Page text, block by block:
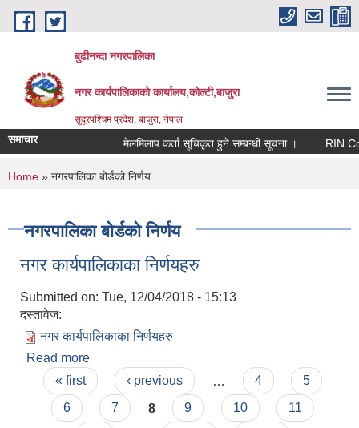
Skip to main content
बुढीनन्दा नगरपालिका
नगर कार्यपालिकाकाे कार्यालय,काेल्टी,बाजुरा
सुदूरपश्चिम प्रदेश, बाजुरा, नेपाल
समाचार मेलमिलाप कर्ता सूचिकृत हुने सम्बन्धी सूचना । RIN
You are here
Home » नगरपालिका बोर्डको निर्णय
नगरपालिका बोर्डको निर्णय
नगर कार्यपालिकाका निर्णयहरु
Submitted on: Tue, 12/04/2018 - 15:13
दस्तावेज:
नगर कार्यपालिकाका निर्णयहरु
Read more
Pages
« first ‹ previous 4
5
6
7 8 9 10
11